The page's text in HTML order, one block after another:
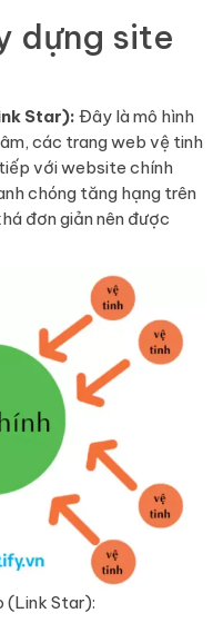
dựng site
Star): Đây là mô hình
các trang web vệ tinh
với website chính
chóng tăng hạng trên
đơn giản nên được
(Link Star):